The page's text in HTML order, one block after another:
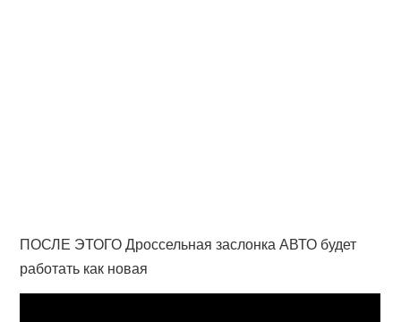
ПОСЛЕ ЭТОГО Дроссельная заслонка АВТО будет
работать как новая